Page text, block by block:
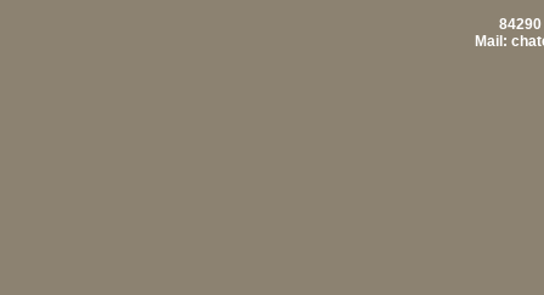
Mail: